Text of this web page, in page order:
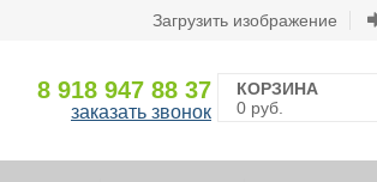
Загрузить изображение
8 918 947 88 37
заказать звонок
КОРЗИНА
0 руб.